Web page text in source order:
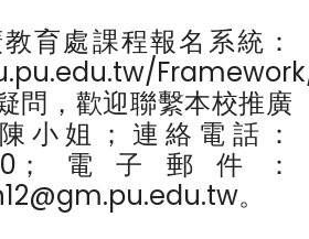
育處課程報名系統：
問，歡迎聯繫本校推廣
小姐；連絡電話：
；電子郵件：
。